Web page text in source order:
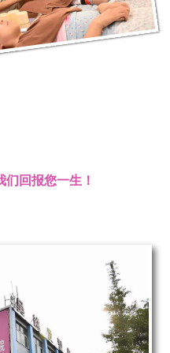
回报您一生！